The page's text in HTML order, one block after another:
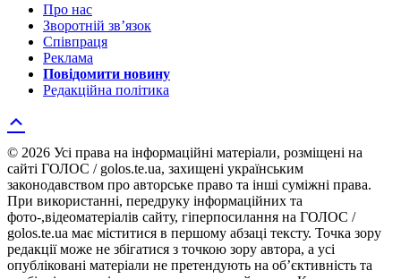
Про нас
Зворотній зв’язок
Співпраця
Реклама
Повідомити новину
Редакційна політика
© 2026 Усі права на інформаційні матеріали, розміщені на
сайті ГОЛОС / golos.te.ua, захищені українським
законодавством про авторське право та інші суміжні права.
При використанні, передруку інформаційних та
фото-,відеоматеріалів сайту, гіперпосилання на ГОЛОС /
golos.te.ua має міститися в першому абзаці тексту. Точка зору
редакції може не збігатися з точкою зору автора, а усі
опубліковані матеріали не претендують на об’єктивність та